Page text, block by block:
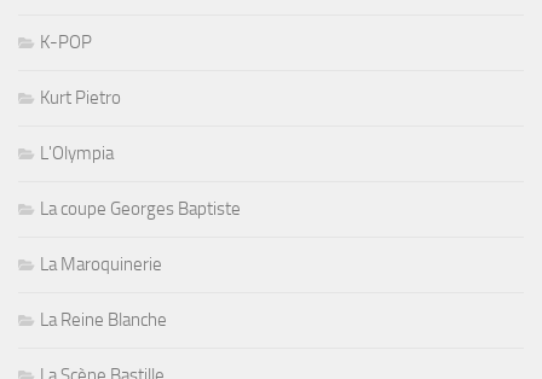
K-POP
Kurt Pietro
L'Olympia
La coupe Georges Baptiste
La Maroquinerie
La Reine Blanche